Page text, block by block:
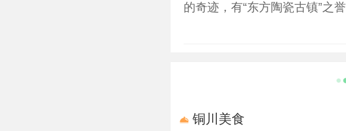
的奇迹，有“东方陶瓷古镇”之
的陶瓷之乡。 陈炉古镇山川
不夜”的美誉列为古时“同官八
排布，密如蜂房；瓷片铺路，
铜川美食